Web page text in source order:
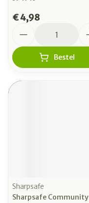
€ 4,98
Bestel
Sharpsafe
Sharpsafe Community